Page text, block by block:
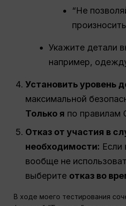
“Не
Укажите детали
например,
Установить уровень
максимальной
Только я по правилам
Отказ от участия в
необходимости: Если
вообще не
выберите отказ во
В ходе моего тестирования